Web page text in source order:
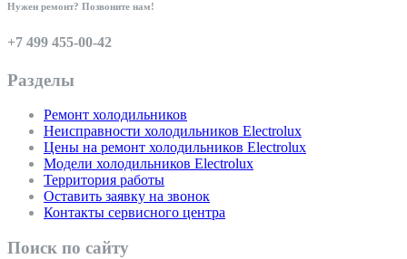
Нужен ремонт? Позвоните нам!
+7 499 455-00-42
Разделы
Ремонт холодильников
Неисправности холодильников Electrolux
Цены на ремонт холодильников Electrolux
Модели холодильников Electrolux
Территория работы
Оставить заявку на звонок
Контакты сервисного центра
Поиск по сайту